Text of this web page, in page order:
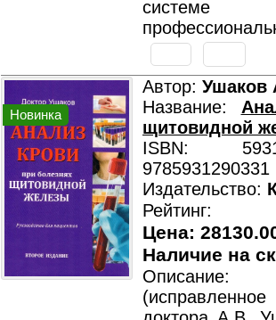
системе
Новинка
Автор: Ушаков
Название:
щитовидной
ISBN:
9785931290331
Издательство:
Рейтинг:
Цена:
Наличие на